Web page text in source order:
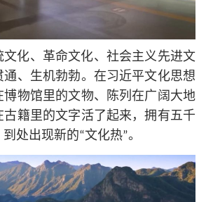
文化、革命文化、社会主义先进文
通、生机勃勃。在习近平文化思想
博物馆里的文物、陈列在广阔大地
古籍里的文字活了起来，拥有五千
处出现新的“文化热”。